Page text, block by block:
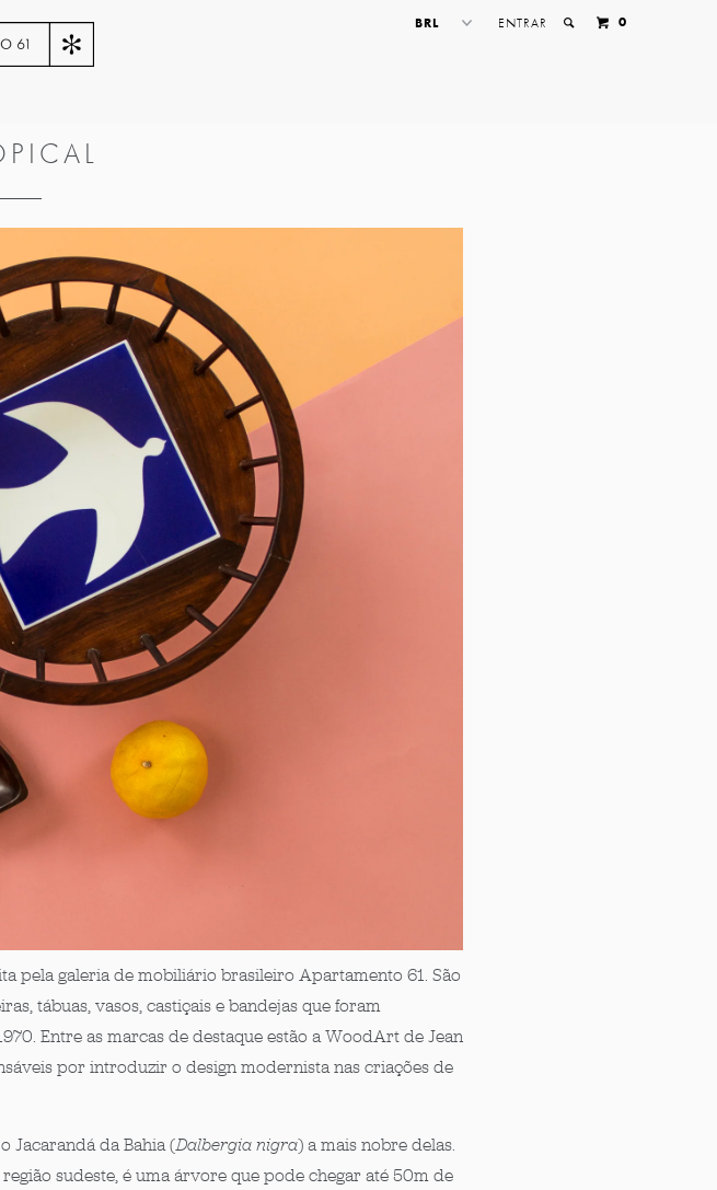
ENTRAR 0
pelagaleria de mobiliário brasileiro Apartamento 61. São
tábuas, vasos, castiçais e bandejas que foram
Entre as marcas de destaque estão a WoodArt de Jean
por introduzir o design modernista nas criações de
Jacarandá da Bahia(Dalbergia nigra)a mais nobre delas.
sudeste,é uma árvore que pode chegar até 50m de